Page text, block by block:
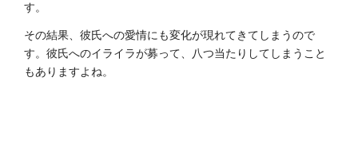
す。
その結果、彼氏への愛情にも変化が現れてきてしまうので
す。彼氏へのイライラが募って、八つ当たりしてしまうこと
もありますよね。